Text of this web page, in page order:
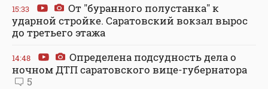
15:33
От "буранного полустанка" к
ударной стройке. Саратовский вокзал вырос
до третьего этажа
14:48
Определена подсудность дела о
ночном ДТП саратовского вице-губернатора
5